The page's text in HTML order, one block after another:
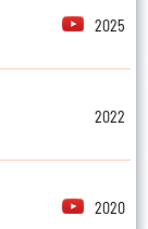
2025
2022
2020